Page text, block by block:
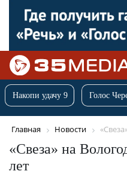
Накопи удачу 9 Голос
Главная Новости
«Свеза» на
лет